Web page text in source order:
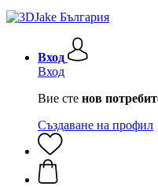
Вход
Вход
Вие сте нов
Създаване на профил